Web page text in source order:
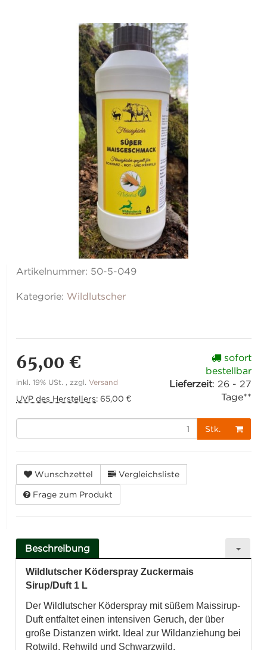
Artikelnummer: 50-5-049
Kategorie: Wildlutscher
65,00 €
inkl. 19% USt. , zzgl.Versand
UVP des Herstellers:65,00 €
sofort
bestellbar
Lieferzeit: 26 - 27
Tage**
Stk.
Wunschzettel Vergleichsliste
Frage zum Produkt
Beschreibung
Wildlutscher Köderspray Zuckermais
Sirup/Duft 1 L
Der Wildlutscher Köderspray mit süßem Maissirup-
Duft entfaltet einen intensiven Geruch, der über
große Distanzen wirkt. Ideal zur Wildanziehung bei
Rotwild, Rehwild und Schwarzwild.